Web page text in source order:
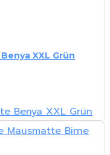
XXL Grün